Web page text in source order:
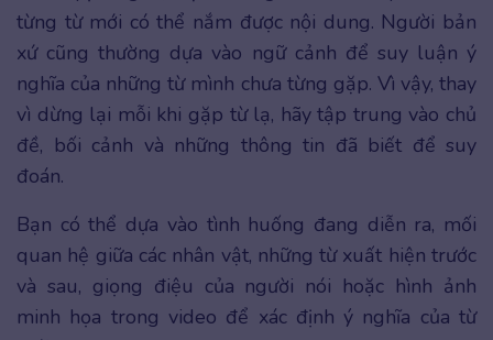
từng từ mới có thể nắm được nội dung. Người bản
xứ cũng thường dựa vào ngữ cảnh để suy luận ý
nghĩa của những từ mình chưa từng gặp. Vì vậy, thay
vì dừng lại mỗi khi gặp từ lạ, hãy tập trung vào chủ
đề, bối cảnh và những thông tin đã biết để suy
đoán.
Bạn có thể dựa vào tình huống đang diễn ra, mối
quan hệ giữa các nhân vật, những từ xuất hiện trước
và sau, giọng điệu của người nói hoặc hình ảnh
minh họa trong video để xác định ý nghĩa của từ